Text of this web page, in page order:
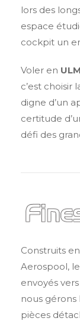
lors des
espace
cockpit un
Voler en
c’est choisir
digne d’un
certitude
défi des
Construits
Aerospool,
envoyés
nous gérons
pièces